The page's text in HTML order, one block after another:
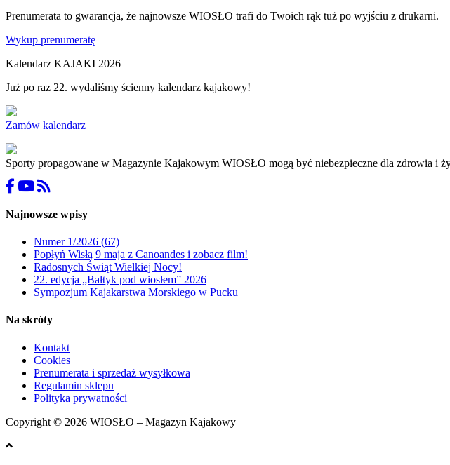
Prenumerata to gwarancja, że najnowsze WIOSŁO trafi do Twoich rąk tuż po wyjściu z drukarni.
Wykup prenumeratę
Kalendarz KAJAKI 2026
Już po raz 22. wydaliśmy ścienny kalendarz kajakowy!
Zamów kalendarz
Sporty propagowane w Magazynie Kajakowym WIOSŁO mogą być niebezpieczne dla zdrowia i
Najnowsze wpisy
Numer 1/2026 (67)
Popłyń Wisłą 9 maja z Canoandes i zobacz film!
Radosnych Świąt Wielkiej Nocy!
22. edycja „Bałtyk pod wiosłem” 2026
Sympozjum Kajakarstwa Morskiego w Pucku
Na skróty
Kontakt
Cookies
Prenumerata i sprzedaż wysyłkowa
Regulamin sklepu
Polityka prywatności
Copyright © 2026 WIOSŁO – Magazyn Kajakowy